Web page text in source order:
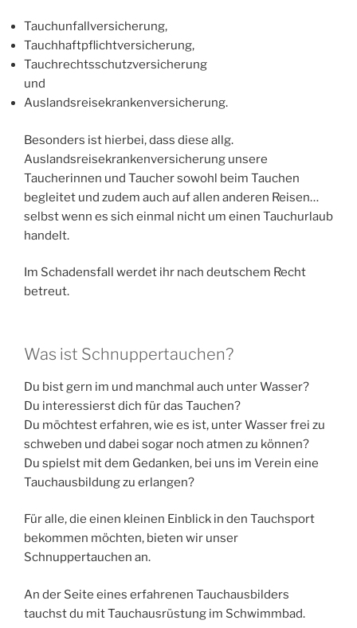
Tauchunfallversicherung,
Tauchhaftpflichtversicherung,
Tauchrechtsschutz­versicherung
und
Auslandsreisekrankenversicherung.
Besonders ist hierbei, dass diese allg.
Auslandsreisekrankenversicherung unsere
Taucherinnen und Taucher sowohl beim Tauchen
begleitet und zudem auch auf allen anderen Reisen…
selbst wenn es sich einmal nicht um einen Tauchurlaub
handelt.
Im Schadensfall werdet ihr nach deutschem Recht
betreut.
Was ist Schnuppertauchen?
Du bist gern im und manchmal auch unter Wasser?
Du interessierst dich für das Tauchen?
Du möchtest erfahren, wie es ist, unter Wasser frei zu
schweben und dabei sogar noch atmen zu können?
Du spielst mit dem Gedanken, bei uns im Verein eine
Tauchausbildung zu erlangen?
Für alle, die einen kleinen Einblick in den Tauchsport
bekommen möchten, bieten wir unser
Schnuppertauchen an.
An der Seite eines erfahrenen Tauchausbilders
tauchst du mit Tauchausrüstung im Schwimmbad.